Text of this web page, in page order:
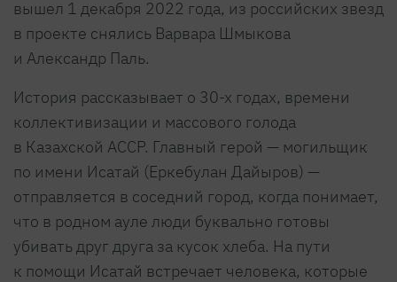
вышел 1 декабря 2022 года, из российских звезд
в проекте снялись Варвара Шмыкова
и Александр Паль.
История рассказывает о 30-х годах, времени
коллективизации и массового голода
в Казахской АССР. Главный герой — могильщик
по имени Исатай (Еркебулан Дайыров) —
отправляется в соседний город, когда понимает,
что в родном ауле люди буквально готовы
убивать друг друга за кусок хлеба. На пути
к помощи Исатай встречает человека, которые